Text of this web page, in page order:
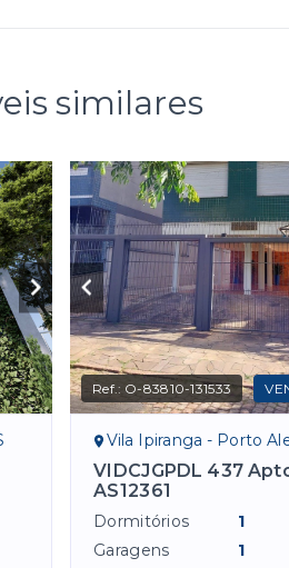
similares
Ref.: O-83810-131533
Vila Ipiranga - Porto
VIDCJGPDL 437
AS12361
Dormitórios
1
Garagens
1